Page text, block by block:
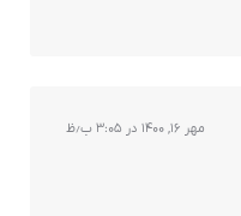
مهر ۱۶, ۱۴۰۰ در ۳:۰۵ ب٫ظ